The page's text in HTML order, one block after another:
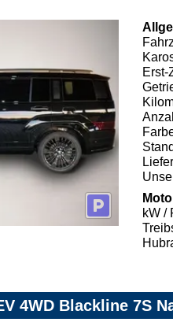
Erst-
kW /
4WD Blackline 7S